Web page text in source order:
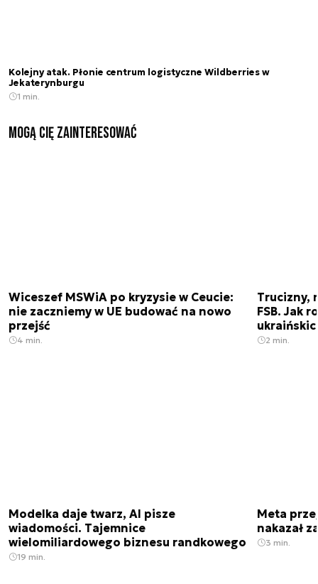
Kolejny atak. Płonie centrum logistyczne Wildberries w
Jekaterynburgu
1 min.
Mogą Cię zainteresować
Wiceszef MSWiA po kryzysie w Ceucie:
nie zaczniemy w UE budować na nowo
przejść
4 min.
Trucizny,
FSB. Jak
2 min.
Modelka daje twarz, AI pisze
wiadomości. Tajemnice
wielomiliardowego biznesu randkowego
19 min.
Meta
nakazał
3 min.